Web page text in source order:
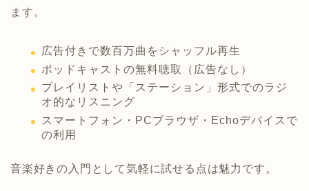
ます。
広告付きで数百万曲をシャッフル再生
ポッドキャストの無料聴取（広告なし）
プレイリストや「ステーション」形式でのラジ
オ的なリスニング
スマートフォン・PCブラウザ・Echoデバイスで
の利用
音楽好きの入門として気軽に試せる点は魅力です。